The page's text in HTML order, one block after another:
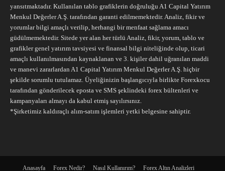
yansıtmaktadır. Kullanılan tablo grafiklerin doğruluğu A1 Capital Yatırım
Menkul Değerler A.Ş. tarafından garanti edilmemektedir. Analiz, fikir ve
yorumlar bilgi amaçlı verilip, herhangi bir menfaat sağlama amacı
güdülmemektedir. Sitede yer alan her türlü Analiz, fikir, yorum, tablo ve
grafikler genel yatırım tavsiyesi ve finansal bilgi niteliğinde olup, ticari
amaçlı kullanılmasından kaynaklanan ve 3. kişiler dahil uğranılan maddi
ve manevi zararlardan A1 Capital Yatırım Menkul Değerler A.Ş. hiçbir
şekilde sorumlu tutulamaz. Üyeliğinizin başlangıcıyla birlikte Forexkocu
tarafından gönderilecek eposta ve SMS şeklindeki forex bültenleri ve
kampanyaları almayı da kabul etmiş sayılırsınız.
*Şirketimiz kaldıraçlı alım-satım işlemleri yetki belgesine sahiptir.
Anasayfa Forex Nedir? Nasıl Kullanırım? Forex Altın Analizleri